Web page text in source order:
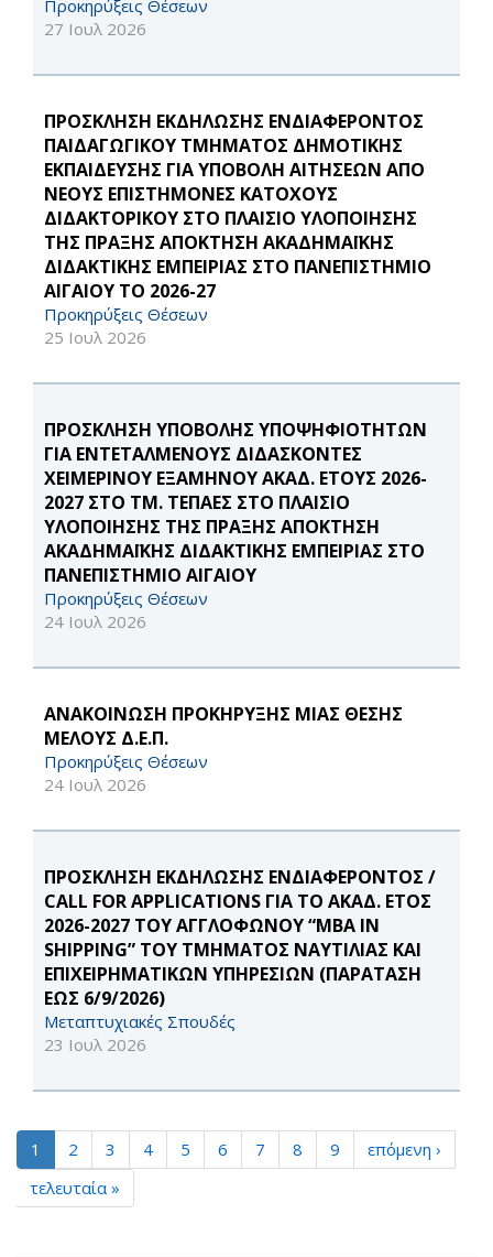
Προκηρύξεις Θέσεων
27 Ιουλ 2026
ΠΡΟΣΚΛΗΣΗ ΕΚΔΗΛΩΣΗΣ ΕΝΔΙΑΦΕΡΟΝΤΟΣ
ΠΑΙΔΑΓΩΓΙΚΟΥ ΤΜΗΜΑΤΟΣ ΔΗΜΟΤΙΚΗΣ
ΕΚΠΑΙΔΕΥΣΗΣ ΓΙΑ ΥΠΟΒΟΛΗ ΑΙΤΗΣΕΩΝ ΑΠΟ
ΝΕΟΥΣ ΕΠΙΣΤΗΜΟΝΕΣ ΚΑΤΟΧΟΥΣ
ΔΙΔΑΚΤΟΡΙΚΟΥ ΣΤΟ ΠΛΑΙΣΙΟ ΥΛΟΠΟΙΗΣΗΣ
ΤΗΣ ΠΡΑΞΗΣ ΑΠΟΚΤΗΣΗ ΑΚΑΔΗΜΑΪΚΗΣ
ΔΙΔΑΚΤΙΚΗΣ ΕΜΠΕΙΡΙΑΣ ΣΤΟ ΠΑΝΕΠΙΣΤΗΜΙΟ
ΑΙΓΑΙΟΥ ΤΟ 2026-27
Προκηρύξεις Θέσεων
25 Ιουλ 2026
ΠΡΟΣΚΛΗΣΗ ΥΠΟΒΟΛΗΣ ΥΠΟΨΗΦΙΟΤΗΤΩΝ
ΓΙΑ ΕΝΤΕΤΑΛΜΕΝΟΥΣ ΔΙΔΑΣΚΟΝΤΕΣ
ΧΕΙΜΕΡΙΝΟΥ ΕΞΑΜΗΝΟΥ ΑΚΑΔ. ΕΤΟΥΣ 2026-
2027 ΣΤΟ ΤΜ. ΤΕΠΑΕΣ ΣΤΟ ΠΛΑΙΣΙΟ
ΥΛΟΠΟΙΗΣΗΣ ΤΗΣ ΠΡΑΞΗΣ ΑΠΟΚΤΗΣΗ
ΑΚΑΔΗΜΑΪΚΗΣ ΔΙΔΑΚΤΙΚΗΣ ΕΜΠΕΙΡΙΑΣ ΣΤΟ
ΠΑΝΕΠΙΣΤΗΜΙΟ ΑΙΓΑΙΟΥ
Προκηρύξεις Θέσεων
24 Ιουλ 2026
ΑΝΑΚΟΙΝΩΣΗ ΠΡΟΚΗΡΥΞΗΣ ΜΙΑΣ ΘΕΣΗΣ
ΜΕΛΟΥΣ Δ.Ε.Π.
Προκηρύξεις Θέσεων
24 Ιουλ 2026
ΠΡΟΣΚΛΗΣΗ ΕΚΔΗΛΩΣΗΣ ΕΝΔΙΑΦΕΡΟΝΤΟΣ /
CALL FOR APPLICATIONS ΓΙΑ ΤΟ ΑΚΑΔ. ΕΤΟΣ
2026-2027 ΤΟΥ ΑΓΓΛΟΦΩΝΟΥ “MBA IN
SHIPPING” ΤΟΥ ΤΜΗΜΑΤΟΣ ΝΑΥΤΙΛΙΑΣ ΚΑΙ
ΕΠΙΧΕΙΡΗΜΑΤΙΚΩΝ ΥΠΗΡΕΣΙΩΝ (ΠΑΡΑΤΑΣΗ
ΕΩΣ 6/9/2026)
Μεταπτυχιακές Σπουδές
23 Ιουλ 2026
1 2 3 4 5 6 7 8 9
επόμενη ›
τελευταία »